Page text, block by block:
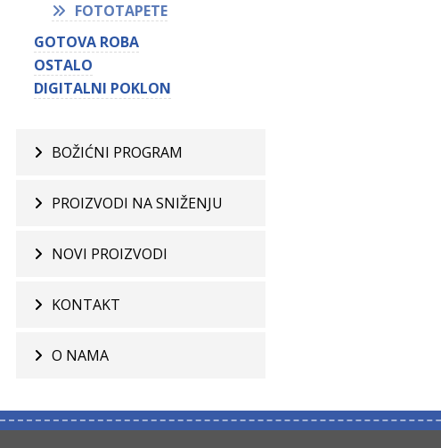
FOTOTAPETE
GOTOVA ROBA
OSTALO
DIGITALNI POKLON
BOŽIĆNI PROGRAM
PROIZVODI NA SNIŽENJU
NOVI PROIZVODI
KONTAKT
O NAMA